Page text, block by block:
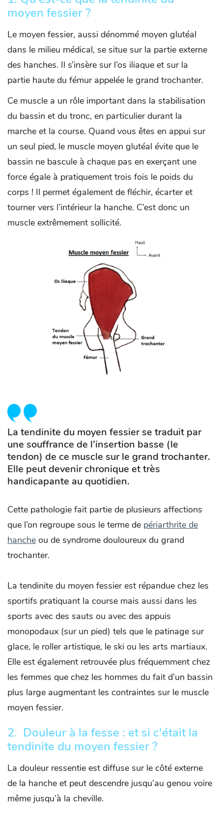
moyen fessier ?
Le moyen fessier, aussi dénommé moyen glutéal
dans le milieu médical, se situe sur la partie externe
des hanches. Il s’insère sur l’os iliaque et sur la
partie haute du fémur appelée le grand trochanter.
Ce muscle a un rôle important dans la stabilisation
du bassin et du tronc, en particulier durant la
marche et la course. Quand vous êtes en appui sur
un seul pied, le muscle moyen glutéal évite que le
bassin ne bascule à chaque pas en exerçant une
force égale à pratiquement trois fois le poids du
corps ! Il permet également de fléchir, écarter et
tourner vers l’intérieur la hanche. C’est donc un
muscle extrêmement sollicité.
La tendinite du moyen fessier se traduit par
une souffrance de l’insertion basse (le
tendon) de ce muscle sur le grand trochanter.
Elle peut devenir chronique et très
handicapante au quotidien.
Cette pathologie fait partie de plusieurs affections
que l’on regroupe sous le terme de périarthrite de
hanche ou de syndrome douloureux du grand
trochanter.
La tendinite du moyen fessier est répandue chez les
sportifs pratiquant la course mais aussi dans les
sports avec des sauts ou avec des appuis
monopodaux (sur un pied) tels que le patinage sur
glace, le roller artistique, le ski ou les arts martiaux.
Elle est également retrouvée plus fréquemment chez
les femmes que chez les hommes du fait d’un bassin
plus large augmentant les contraintes sur le muscle
moyen fessier.
2. Douleur à la fesse : et si c'était la
tendinite du moyen fessier ?
La douleur ressentie est diffuse sur le côté externe
de la hanche et peut descendre jusqu’au genou voire
même jusqu’à la cheville.